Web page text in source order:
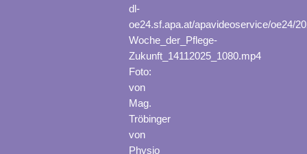
dl-
oe24.sf.apa.at/apavideoservice/oe24/
Woche_der_Pflege-
Zukunft_14112025_1080.mp4
Foto:
von
Mag.
Tröbinger
von
Physio